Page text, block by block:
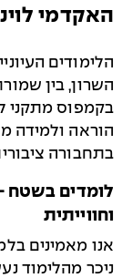
האקדמי
הלימודים
השרון, בין
בקמפוס מתקני
הוראה ולמידה
בתחבורה
לומדים בשטח
וחווייתית
אנו מאמינים
ניכר מהלימוד